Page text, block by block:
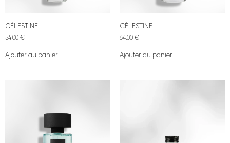
CÉLESTINE
54,00 €
Ajouter au panier
CÉLESTINE
64,00 €
Ajouter au panier